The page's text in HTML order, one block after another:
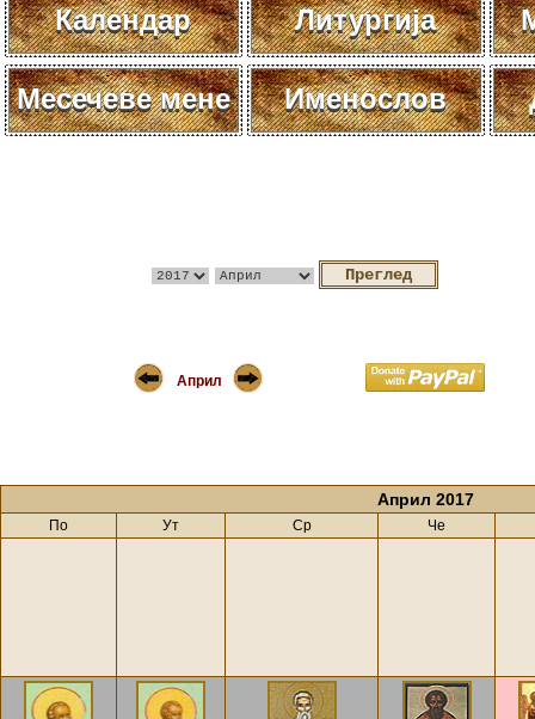
Календар Литургија
Месечеве мене Именослов
Април
Април 2017
По Ут Ср Че